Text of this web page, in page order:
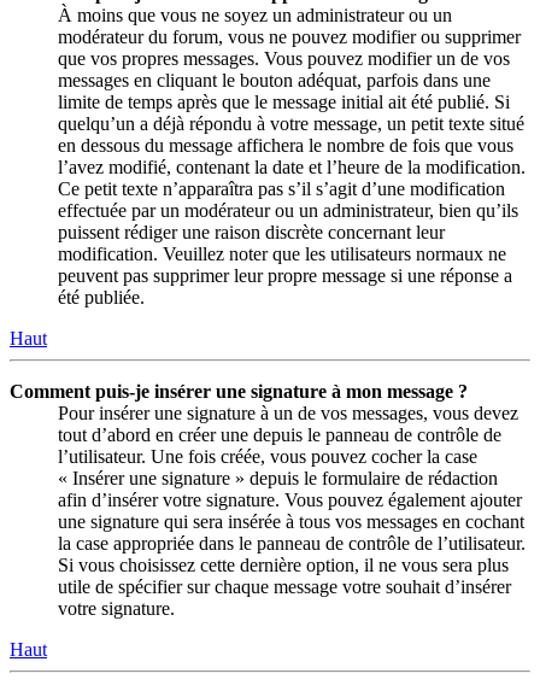
À moins que vous ne soyez un administrateur ou un
modérateur du forum, vous ne pouvez modifier ou supprimer
que vos propres messages. Vous pouvez modifier un de vos
messages en cliquant le bouton adéquat, parfois dans une
limite de temps après que le message initial ait été publié. Si
quelqu’un a déjà répondu à votre message, un petit texte situé
en dessous du message affichera le nombre de fois que vous
l’avez modifié, contenant la date et l’heure de la modification.
Ce petit texte n’apparaîtra pas s’il s’agit d’une modification
effectuée par un modérateur ou un administrateur, bien qu’ils
puissent rédiger une raison discrète concernant leur
modification. Veuillez noter que les utilisateurs normaux ne
peuvent pas supprimer leur propre message si une réponse a
été publiée.
Haut
Comment puis-je insérer une signature à mon message ?
Pour insérer une signature à un de vos messages, vous devez
tout d’abord en créer une depuis le panneau de contrôle de
l’utilisateur. Une fois créée, vous pouvez cocher la case
« Insérer une signature » depuis le formulaire de rédaction
afin d’insérer votre signature. Vous pouvez également ajouter
une signature qui sera insérée à tous vos messages en cochant
la case appropriée dans le panneau de contrôle de l’utilisateur.
Si vous choisissez cette dernière option, il ne vous sera plus
utile de spécifier sur chaque message votre souhait d’insérer
votre signature.
Haut